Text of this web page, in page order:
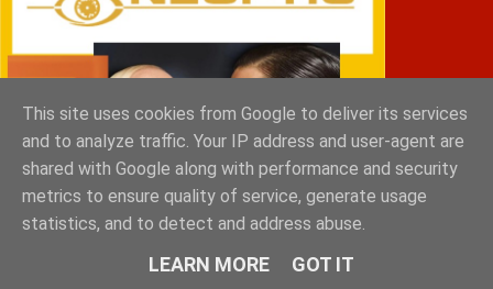
This site uses cookies from Google to deliver its services
and to analyze traffic. Your IP address and user-agent are
shared with Google along with performance and security
metrics to ensure quality of service, generate usage
statistics, and to detect and address abuse.
LEARN MORE GOT IT